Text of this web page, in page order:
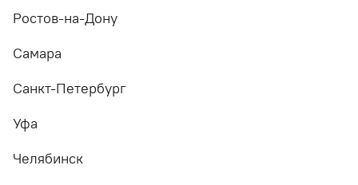
Ростов-на-Дону
Самара
Санкт-Петербург
Уфа
Челябинск